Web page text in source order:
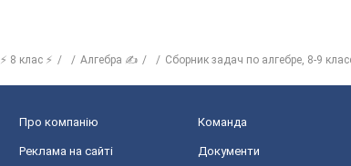
⚡ 8 клас ⚡ Алгебра ✍ Сборник задач по алгебре, 8-9
Про компанію Команда
Реклама на сайті Документи